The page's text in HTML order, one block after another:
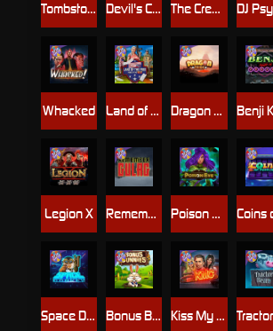
Kiss My Chainsaw
Space Donkey
Land of the Free
Poison Eve
Devil's Crossroad
Dragon Tribe
Legion X
Bonus Bunnies
Tombstone The Creepy Carnival
Whacked
Remember Gulag